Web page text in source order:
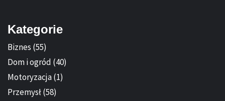
Kategorie
Biznes (55)
Dom i ogród (40)
Motoryzacja(1)
Przemysł(58)